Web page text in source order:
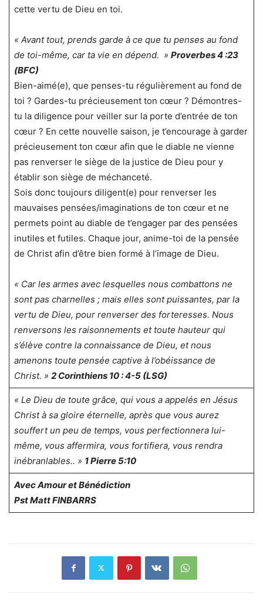
cette vertu de Dieu en toi.
« Avant tout, prends garde à ce que tu penses au fond
de toi-même, car ta vie en dépend. » Proverbes 4 :23
(BFC)
Bien-aimé(e), que penses-tu régulièrement au fond de
toi ? Gardes-tu précieusement ton cœur ? Démontres-
tu la diligence pour veiller sur la porte d’entrée de ton
cœur ? En cette nouvelle saison, je t’encourage à garder
précieusement ton cœur afin que le diable ne vienne
pas renverser le siège de la justice de Dieu pour y
établir son siège de méchanceté.
Sois donc toujours diligent(e) pour renverser les
mauvaises pensées/imaginations de ton cœur et ne
permets point au diable de t’engager par des pensées
inutiles et futiles. Chaque jour, anime-toi de la pensée
de Christ afin d’être bien formé à l’image de Dieu.
« Car les armes avec lesquelles nous combattons ne
sont pas charnelles ; mais elles sont puissantes, par la
vertu de Dieu, pour renverser des forteresses. Nous
renversons les raisonnements et toute hauteur qui
s’élève contre la connaissance de Dieu, et nous
amenons toute pensée captive à l’obéissance de
Christ. » 2 Corinthiens 10 : 4-5 (LSG)
« Le Dieu de toute grâce, qui vous a appelés en Jésus
Christ à sa gloire éternelle, après que vous aurez
souffert un peu de temps, vous perfectionnera lui-
même, vous affermira, vous fortifiera, vous rendra
inébranlables.. » 1 Pierre 5:10
Avec Amour et Bénédiction
Pst Matt FINBARRS